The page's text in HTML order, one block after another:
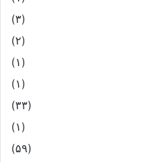
(۳)
(۲)
(۱)
(۱)
(۳۳)
(۱)
(۵۹)